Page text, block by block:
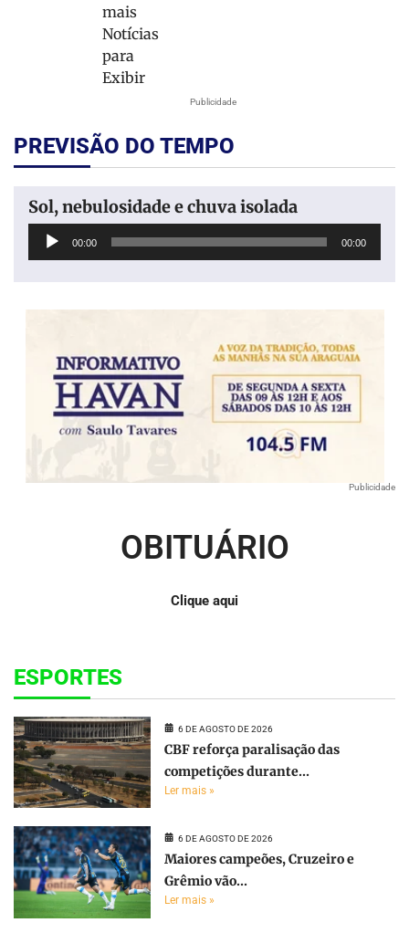
mais
Notícias
para
Exibir
Publicidade
PREVISÃO DO TEMPO
Sol, nebulosidade e chuva isolada
Tocador
00:00 00:00
Publicidade
OBITUÁRIO
Clique aqui
ESPORTES
6 DE AGOSTO DE 2026
CBF reforça paralisação das
competições durante...
Ler mais »
6 DE AGOSTO DE 2026
Maiores campeões, Cruzeiro e
Grêmio vão...
Ler mais »